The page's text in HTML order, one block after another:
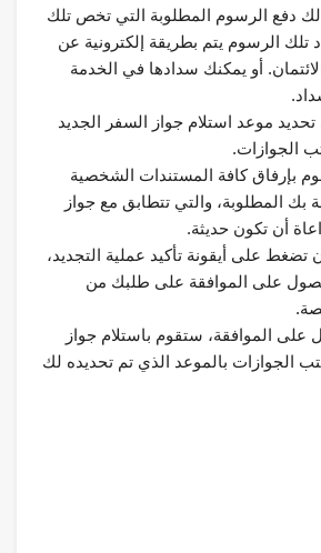
دفع الرسوم المطلوبة التي تخص تلك
تلك الرسوم يتم بطريقة إلكترونية عن
أو يمكنك سدادها في الخدمة
موعد استلام جواز السفر الجديد
الجوازات.
بإرفاق كافة المستندات الشخصية
بك المطلوبة، والتي تتطابق مع جواز
أن تكون حديثة.
على أيقونة تأكيد عملية التجديد،
على الموافقة على طلبك من
على الموافقة، ستقوم باستلام جواز
الجوازات بالموعد الذي تم تحديده لك